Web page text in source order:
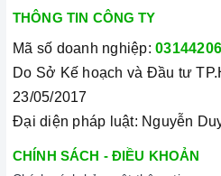
khiển, và thao tác trượt để tăng
thời gian.
Khóa trẻ em: sử dụng để bảo
và để ngăn mọi tác động làm
trình nấu. Tất cả các nút sẽ bị
sẽ tiếp tục chạy khi sử dụng tính
THÔNG TIN CÔNG TY
Mã số doanh nghiệp:
Do Sở Kế hoạch và Đầu tư
23/05/2017
Đại diện pháp luật: Nguyễn
CHÍNH SÁCH - ĐIỀU KHOẢN